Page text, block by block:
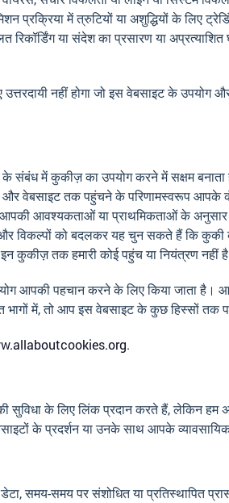
प्रक्रिया में त्रुटियों या अशुद्धियों के लिए
या संदेश का प्रसारण या
उत्तरदायी नहीं होगा जो इस वेबसाइट के
संबंध में कुकीज़ का उपयोग करने में सक्षम
और वेबसाइट तक पहुंचने के परिणामस्वरूप आपके
आवश्यकताओं या प्राथमिकताओं के
को बदलकर यह चुन सकते हैं कि कुकी को
कुकीज़ तक हमारी कोई पहुंच या नियंत्रण नहीं
आपकी पहचान करने के लिए किया जाता
में, तो आप इस वेबसाइट के कुछ हिस्सों तक
.
सुविधा के लिए लिंक प्रदान करते हैं, लेकिन हम
के प्रदर्शन या उनके साथ आपके
समय-समय पर संशोधित या प्रतिस्थापित